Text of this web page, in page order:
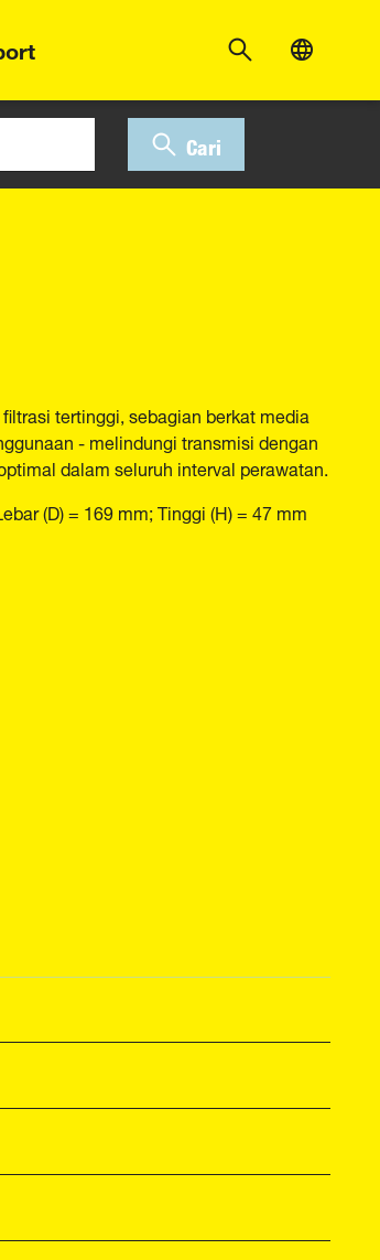
Cari
tertinggi, sebagian berkat media
- melindungi transmisi dengan
dalam seluruh interval perawatan.
(D) = 169 mm; Tinggi (H) = 47 mm